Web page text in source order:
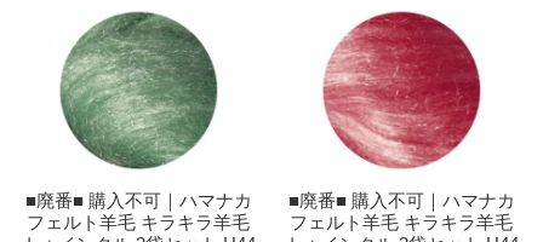
■廃番■ 購入不可｜ハマナカ
フェルト羊毛 キラキラ羊毛
■廃番■ 購入不可｜ハマナカ
フェルト羊毛 キラキラ羊毛